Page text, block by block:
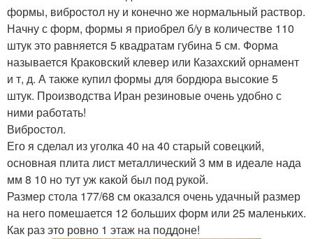
формы, вибростол ну и конечно же нормальный раствор.
Начну с форм, формы я приобрел б/у в количестве 110
штук это равняется 5 квадратам губина 5 см. Форма
называется Краковский клевер или Казахский орнамент
и т, д. А также купил формы для бордюра высокие 5
штук. Производства Иран резиновые очень удобно с
ними работать!
Вибростол.
Его я сделал из уголка 40 на 40 старый совецкий,
основная плита лист металлический 3 мм в идеале нада
мм 8 10 но тут уж какой был под рукой.
Размер стола 177/68 см оказался очень удачный размер
на него помешается 12 больших форм или 25 маленьких.
Как раз это ровно 1 этаж на поддоне!